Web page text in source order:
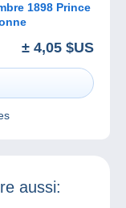
1898 Prince
± 4,05 $US
aussi: